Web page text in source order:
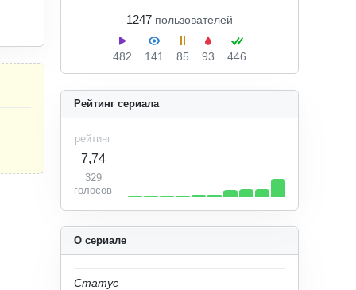
1247 пользователей
482 141 85 93 446
О сериале
Статус
Рейтинг сериала
рейтинг
7,74
329
голосов